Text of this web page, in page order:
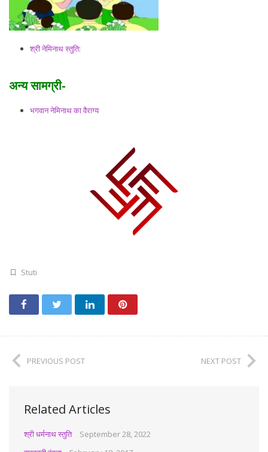
श्री नेमिनाथ स्तुति:
अन्य सामग्री-
भगवान नेमिनाथ का वैराग्य
Stuti
PREVIOUS POST NEXT POST
Related Articles
श्री धर्मनाथ स्तुति
September 28, 2022